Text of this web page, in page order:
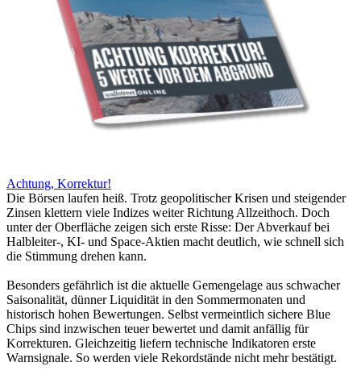
Achtung, Korrektur!
Die Börsen laufen heiß. Trotz geopolitischer Krisen und steigender
Zinsen klettern viele Indizes weiter Richtung Allzeithoch. Doch
unter der Oberfläche zeigen sich erste Risse: Der Abverkauf bei
Halbleiter-, KI- und Space-Aktien macht deutlich, wie schnell sich
die Stimmung drehen kann.
Besonders gefährlich ist die aktuelle Gemengelage aus schwacher
Saisonalität, dünner Liquidität in den Sommermonaten und
historisch hohen Bewertungen. Selbst vermeintlich sichere Blue
Chips sind inzwischen teuer bewertet und damit anfällig für
Korrekturen. Gleichzeitig liefern technische Indikatoren erste
Warnsignale. So werden viele Rekordstände nicht mehr bestätigt.